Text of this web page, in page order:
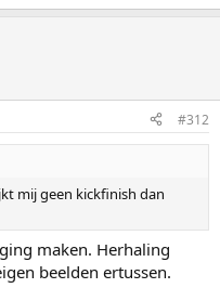
#312
mij geen kickfinish dan
maken. Herhaling
beelden ertussen.